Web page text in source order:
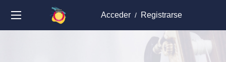
Acceder/ Registrarse